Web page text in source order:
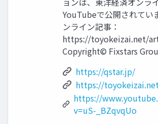
YouTubeで公開されてい
ンライン記事：
https://toyokeizai.net/
Copyright© Fixstars
https://qstar.jp/
https://
https://
v=uS-_BZqvqUo